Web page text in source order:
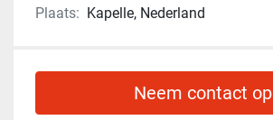
Plaats: Kapelle, Nederland
Neem contact op